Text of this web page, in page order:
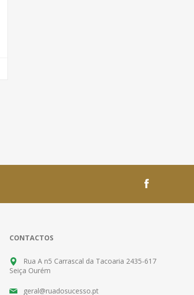
CONTACTOS
Rua A n5 Carrascal da Tacoaria 2435-617
Seiça Ourém
geral@ruadosucesso.pt